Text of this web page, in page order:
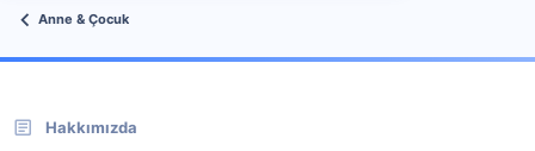
Anne & Çocuk
Hakkımızda